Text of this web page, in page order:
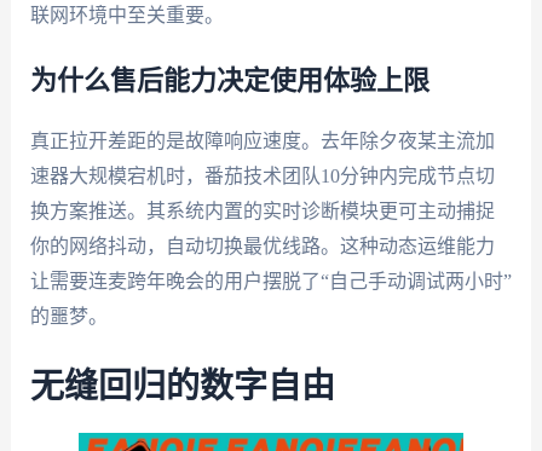
联网环境中至关重要。
为什么售后能力决定使用体验上限
真正拉开差距的是故障响应速度。去年除夕夜某主流加
速器大规模宕机时，番茄技术团队10分钟内完成节点切
换方案推送。其系统内置的实时诊断模块更可主动捕捉
你的网络抖动，自动切换最优线路。这种动态运维能力
让需要连麦跨年晚会的用户摆脱了“自己手动调试两小时”
的噩梦。
无缝回归的数字自由